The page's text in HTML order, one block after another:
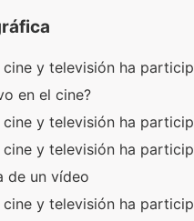
y televisión ha
en el cine?
y televisión ha
y televisión ha
de un vídeo
y televisión ha